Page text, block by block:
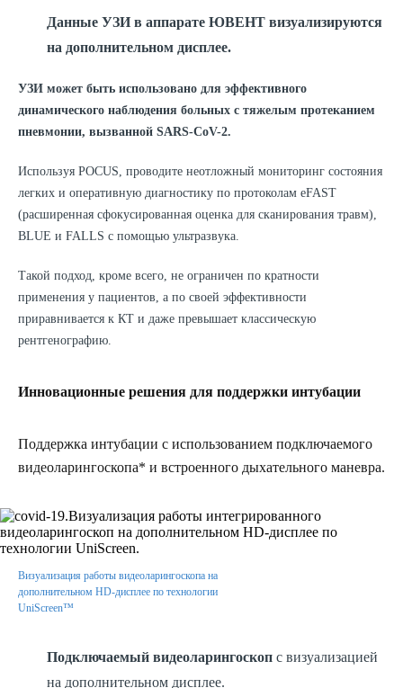
Данные УЗИ в аппарате ЮВЕНТ визуализируются
на дополнительном дисплее.
УЗИ может быть использовано для эффективного
динамического наблюдения больных с тяжелым протеканием
пневмонии, вызванной SARS-CoV-2.
Используя POCUS, проводите неотложный мониторинг состояния
легких и оперативную диагностику по протоколам eFAST
(расширенная сфокусированная оценка для сканирования травм),
BLUE и FALLS с помощью ультразвука.
Такой подход, кроме всего, не ограничен по кратности
применения у пациентов, а по своей эффективности
приравнивается к КТ и даже превышает классическую
рентгенографию.
Инновационные решения для поддержки интубации
Поддержка интубации с использованием подключаемого
видеоларингоскопа* и встроенного дыхательного маневра.
Визуализация работы видеоларингоскопа на
дополнительном HD-дисплее по технологии
UniScreen™
Подключаемый видеоларингоскоп с визуализацией
на дополнительном дисплее.